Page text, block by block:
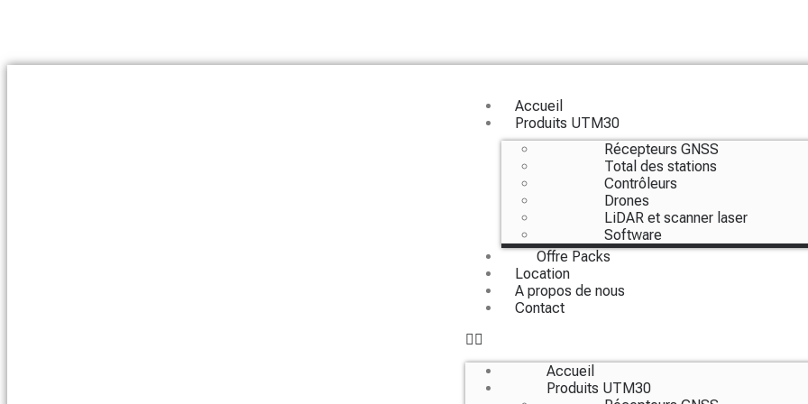
Accueil
Produits UTM30
Récepteurs GNSS
Total des stations
Contrôleurs
Drones
LiDAR et scanner laser
Software
Offre Packs
Location
A propos de nous
Contact
Accueil
Produits UTM30